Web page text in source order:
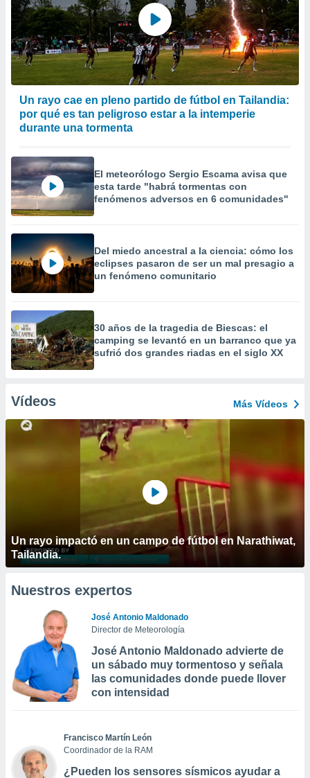
Un rayo cae en pleno partido de fútbol en Tailandia:
por qué es tan peligroso estar a la intemperie
durante una tormenta
El meteorólogo Sergio Escama avisa que
esta tarde "habrá tormentas con
fenómenos adversos en 6 comunidades"
Del miedo ancestral a la ciencia: cómo los
eclipses pasaron de ser un mal presagio a
un fenómeno comunitario
30 años de la tragedia de Biescas: el
camping se levantó en un barranco que ya
sufrió dos grandes riadas en el siglo XX
Vídeos Más Vídeos
Un rayo impactó en un campo de fútbol en Narathiwat,
Tailandia.
Nuestros expertos
José Antonio Maldonado
Director de Meteorología
José Antonio Maldonado advierte de
un sábado muy tormentoso y señala
las comunidades donde puede llover
con intensidad
Francisco Martín León
Coordinador de la RAM
¿Pueden los sensores sísmicos ayudar a